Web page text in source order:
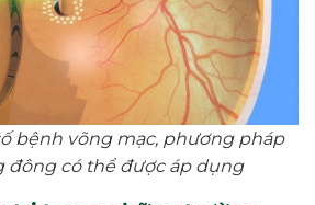
bệnh võng mạc, phương pháp
đông có thể được áp dụng